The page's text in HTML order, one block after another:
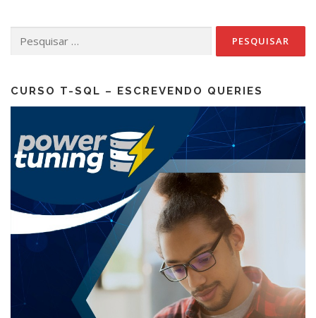
por:
CURSO T-SQL – ESCREVENDO QUERIES